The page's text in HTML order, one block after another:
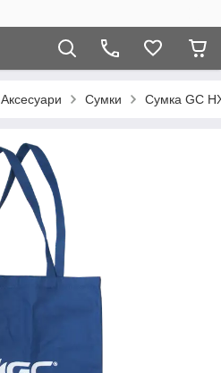
Аксесуари Сумки Сумка GC